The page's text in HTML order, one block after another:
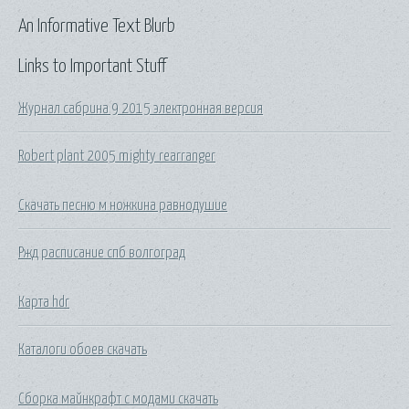
Links to Important Stuff
Журнал сабрина 9 2015 электронная версия
Robert plant 2005 mighty rearranger
Скачать песню м ножкина равнодушие
Ржд расписание спб волгоград
Карта hdr
Каталоги обоев скачать
Сборка майнкрафт с модами скачать
An Informative Text Blurb